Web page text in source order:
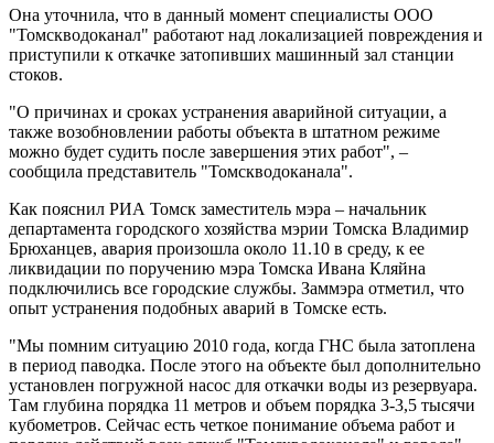
Она уточнила, что в данный момент специалисты ООО
"Томскводоканал" работают над локализацией повреждения и
приступили к откачке затопивших машинный зал станции
стоков.
"О причинах и сроках устранения аварийной ситуации, а
также возобновлении работы объекта в штатном режиме
можно будет судить после завершения этих работ", –
сообщила представитель "Томскводоканала".
Как пояснил РИА Томск заместитель мэра – начальник
департамента городского хозяйства мэрии Томска Владимир
Брюханцев, авария произошла около 11.10 в среду, к ее
ликвидации по поручению мэра Томска Ивана Кляйна
подключились все городские службы. Заммэра отметил, что
опыт устранения подобных аварий в Томске есть.
"Мы помним ситуацию 2010 года, когда ГНС была затоплена
в период паводка. После этого на объекте был дополнительно
установлен погружной насос для откачки воды из резервуара.
Там глубина порядка 11 метров и объем порядка 3-3,5 тысячи
кубометров. Сейчас есть четкое понимание объема работ и